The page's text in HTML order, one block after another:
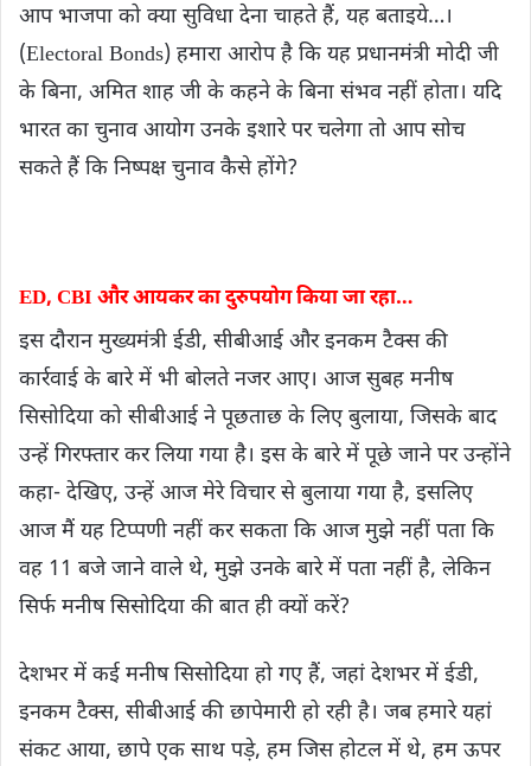
आप भाजपा को क्या सुविधा देना चाहते हैं, यह बताइये…।
(Electoral Bonds) हमारा आरोप है कि यह प्रधानमंत्री मोदी जी
के बिना, अमित शाह जी के कहने के बिना संभव नहीं होता। यदि
भारत का चुनाव आयोग उनके इशारे पर चलेगा तो आप सोच
सकते हैं कि निष्पक्ष चुनाव कैसे होंगे?
ED, CBI और आयकर का दुरुपयोग किया जा रहा…
इस दौरान मुख्यमंत्री ईडी, सीबीआई और इनकम टैक्स की
कार्रवाई के बारे में भी बोलते नजर आए। आज सुबह मनीष
सिसोदिया को सीबीआई ने पूछताछ के लिए बुलाया, जिसके बाद
उन्हें गिरफ्तार कर लिया गया है। इस के बारे में पूछे जाने पर उन्होंने
कहा- देखिए, उन्हें आज मेरे विचार से बुलाया गया है, इसलिए
आज मैं यह टिप्पणी नहीं कर सकता कि आज मुझे नहीं पता कि
वह 11 बजे जाने वाले थे, मुझे उनके बारे में पता नहीं है, लेकिन
सिर्फ मनीष सिसोदिया की बात ही क्यों करें?
देशभर में कई मनीष सिसोदिया हो गए हैं, जहां देशभर में ईडी,
इनकम टैक्स, सीबीआई की छापेमारी हो रही है। जब हमारे यहां
संकट आया, छापे एक साथ पड़े, हम जिस होटल में थे, हम ऊपर